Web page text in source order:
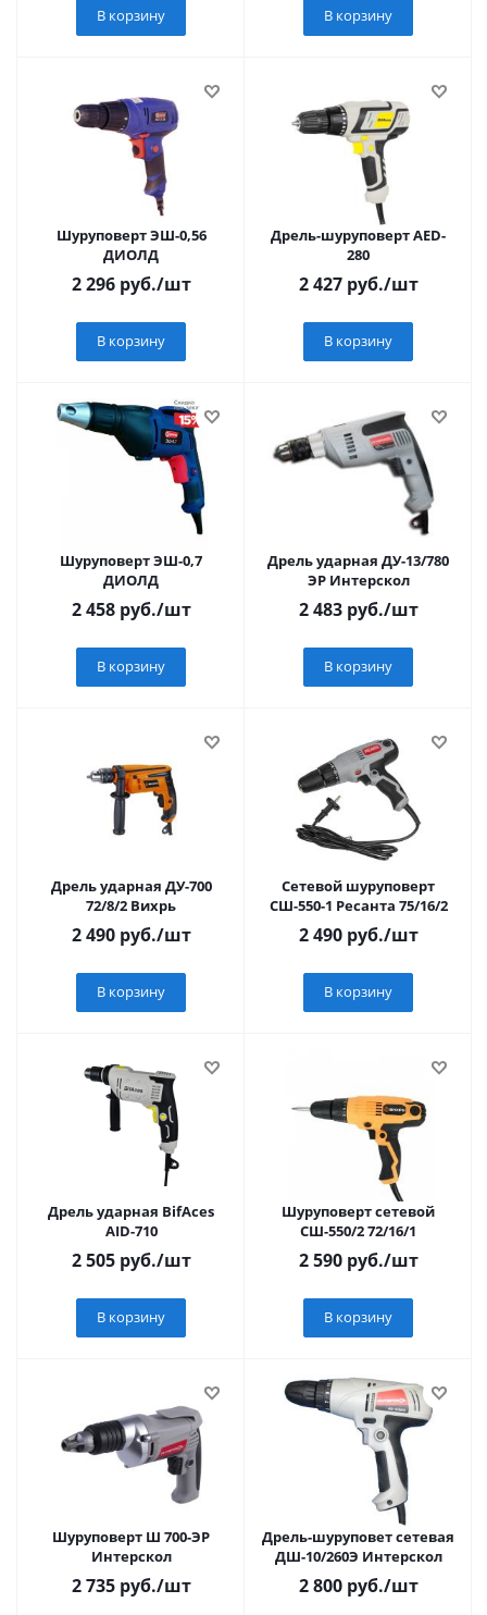
В корзину В корзину
Шуруповерт ЭШ-0,56
ДИОЛД
2 296руб./шт
В корзину
Дрель-шуруповерт AED-
280
2 427руб./шт
В корзину
Шуруповерт ЭШ-0,7
ДИОЛД
2 458руб./шт
В корзину
Дрель ударная ДУ-13/780
ЭР Интерскол
2 483руб./шт
В корзину
Дрель ударная ДУ-700
72/8/2 Вихрь
2 490руб./шт
В корзину
Сетевой шуруповерт
СШ-550-1 Ресанта 75/16/2
2 490руб./шт
В корзину
Дрель ударная BifAces
AID-710
2 505руб./шт
В корзину
Шуруповерт сетевой
СШ-550/2 72/16/1
2 590руб./шт
В корзину
Шуруповерт Ш 700-ЭР
Интерскол
2 735руб./шт
Дрель-шуруповет сетевая
ДШ-10/260Э Интерскол
2 800руб./шт